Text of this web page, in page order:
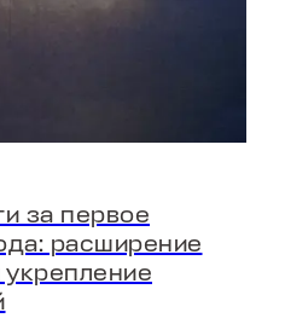
за первое
расширение